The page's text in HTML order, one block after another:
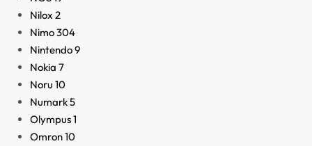
Nilox 2
Nimo304
Nintendo9
Nokia 7
Noru 10
Numark5
Olympus1
Omron10